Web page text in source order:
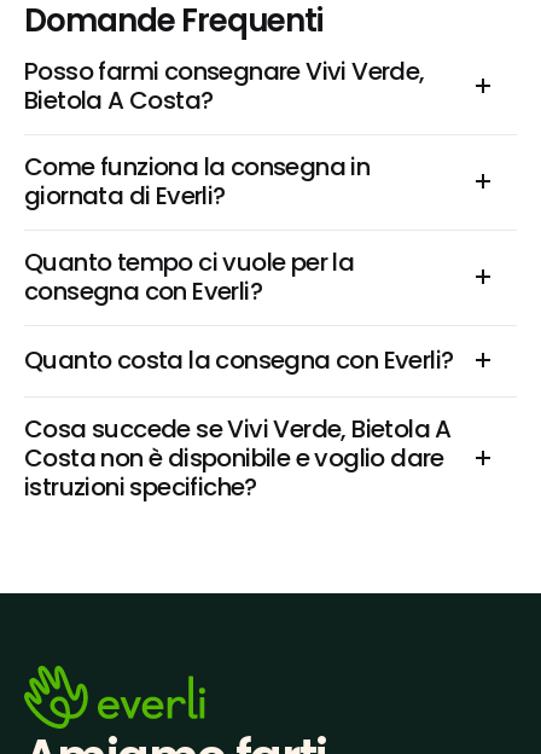
Domande Frequenti
Posso farmi consegnare Vivi Verde,
Bietola A Costa?
Come funziona la consegna in
giornata di Everli?
Quanto tempo ci vuole per la
consegna con Everli?
Quanto costa la consegna con Everli?
Cosa succede se Vivi Verde, Bietola A
Costa non è disponibile e voglio dare
istruzioni specifiche?